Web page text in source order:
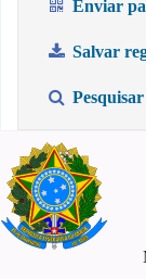
Enviar
Salvar